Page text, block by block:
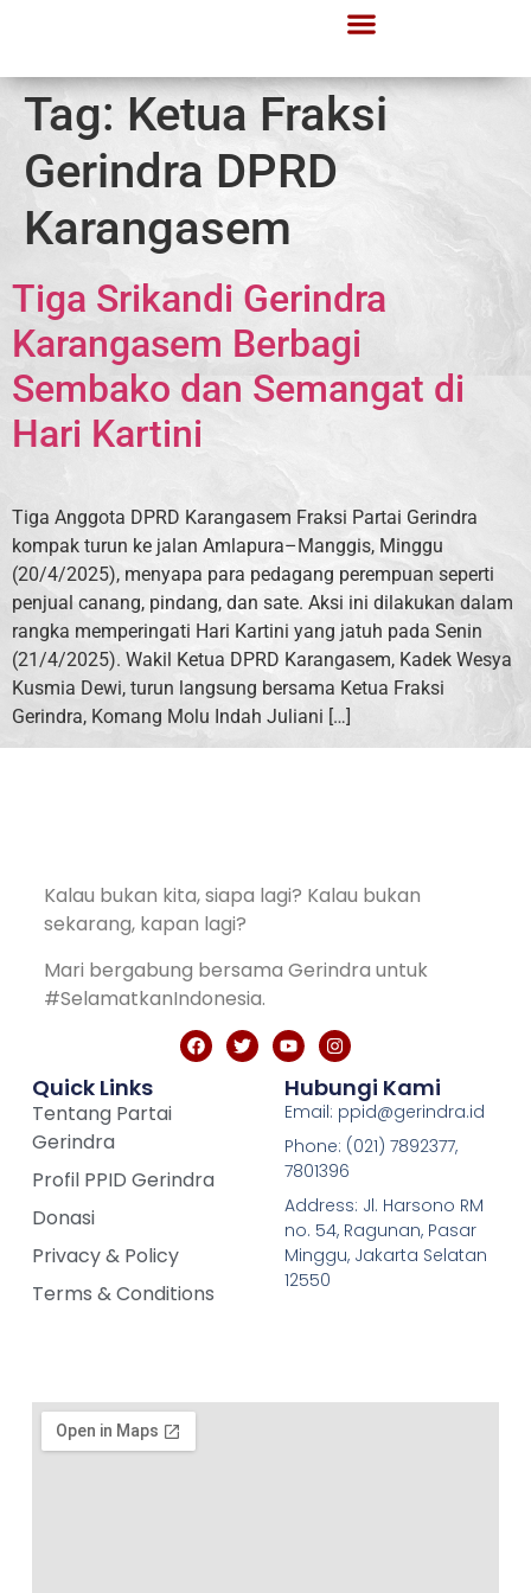
Tag: Ketua Fraksi
Gerindra DPRD
Karangasem
Tiga Srikandi Gerindra
Karangasem Berbagi
Sembako dan Semangat di
Hari Kartini
Tiga Anggota DPRD Karangasem Fraksi Partai Gerindra
kompak turun ke jalan Amlapura–Manggis, Minggu
(20/4/2025), menyapa para pedagang perempuan seperti
penjual canang, pindang, dan sate. Aksi ini dilakukan dalam
rangka memperingati Hari Kartini yang jatuh pada Senin
(21/4/2025). Wakil Ketua DPRD Karangasem, Kadek Wesya
Kusmia Dewi, turun langsung bersama Ketua Fraksi
Gerindra, Komang Molu Indah Juliani […]
Kalau bukan kita, siapa lagi? Kalau bukan
sekarang, kapan lagi?
Mari bergabung bersama Gerindra untuk
#SelamatkanIndonesia.
Quick Links
Tentang Partai
Gerindra
Profil PPID Gerindra
Donasi
Privacy & Policy
Terms & Conditions
Hubungi Kami
Email: ppid@gerindra.id
Phone: (021) 7892377,
7801396
Address: Jl. Harsono RM
no. 54, Ragunan, Pasar
Minggu, Jakarta Selatan
12550